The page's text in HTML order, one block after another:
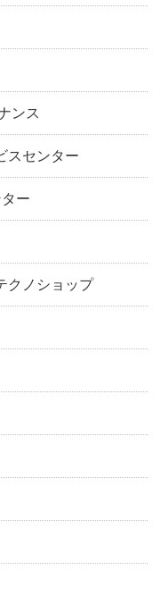
ンス
スセンター
ー
クノショップ